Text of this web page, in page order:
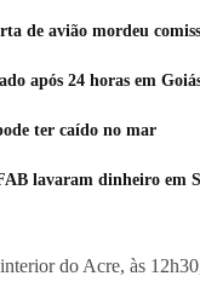
de avião mordeu
após 24 horas em
ter caído no mar
lavaram dinheiro em
do Acre, às